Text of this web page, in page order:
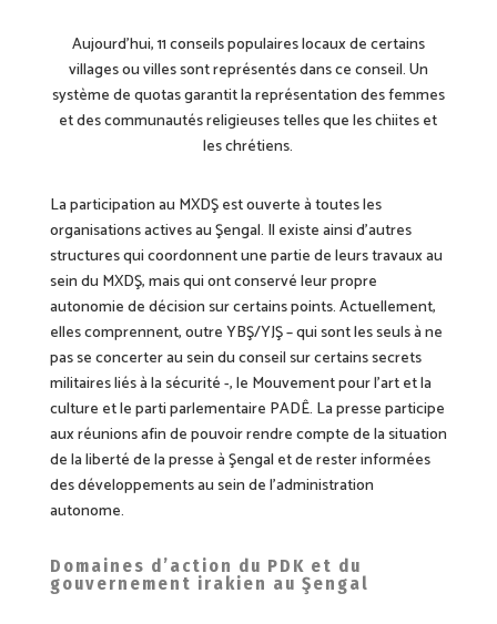
Aujourd’hui, 11 conseils populaires locaux de certains
villages ou villes sont représentés dans ce conseil. Un
système de quotas garantit la représentation des femmes
et des communautés religieuses telles que les chiites et
les chrétiens.
La participation au MXDŞ est ouverte à toutes les
organisations actives au Şengal. Il existe ainsi d’autres
structures qui coordonnent une partie de leurs travaux au
sein du MXDŞ, mais qui ont conservé leur propre
autonomie de décision sur certains points. Actuellement,
elles comprennent, outre YBŞ/YJŞ – qui sont les seuls à ne
pas se concerter au sein du conseil sur certains secrets
militaires liés à la sécurité -, le Mouvement pour l’art et la
culture et le parti parlementaire PADÊ. Lapresse participe
aux réunions afin de pouvoir rendre compte de la situation
de la liberté de la presse à Şengal et de rester informées
des développements au sein de l’administration
autonome.
Domaines d’action du PDK et du
gouvernement irakien au Şengal